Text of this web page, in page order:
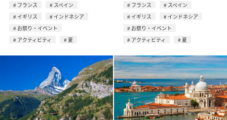
フランス
スペイン
イギリス
インドネシア
お祭り・イベント
アクティビティ
夏
フランス
スペイン
イギリス
インドネシア
お祭り・イベント
アクティビティ
夏